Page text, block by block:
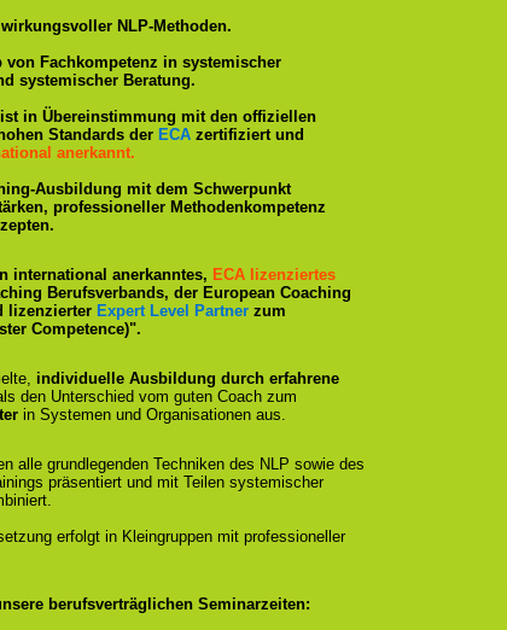
NLP-Methoden.
von Fachkompetenz in systemischer
systemischer Beratung.
in Übereinstimmung mit den offiziellen
Standards der ECA zertifiziert und
anerkannt.
Ausbildung mit dem Schwerpunkt
professioneller Methodenkompetenz
international anerkanntes, ECA lizenziertes
Berufsverbands, der European Coaching
lizenzierter Expert Level Partner zum
Competence)".
individuelle Ausbildung durch erfahrene
den Unterschied vom guten Coach zum
in Systemen und Organisationen aus.
alle grundlegenden Techniken des NLP sowie des
präsentiert und mit Teilen systemischer
erfolgt in Kleingruppen mit professioneller
berufsverträglichen Seminarzeiten: